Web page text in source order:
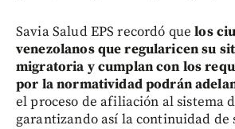
Savia Salud EPS recordó que los
venezolanos que regularicen su
migratoria y cumplan con los
por la normatividad podrán
el proceso de afiliación al sistema
garantizando así la continuidad de